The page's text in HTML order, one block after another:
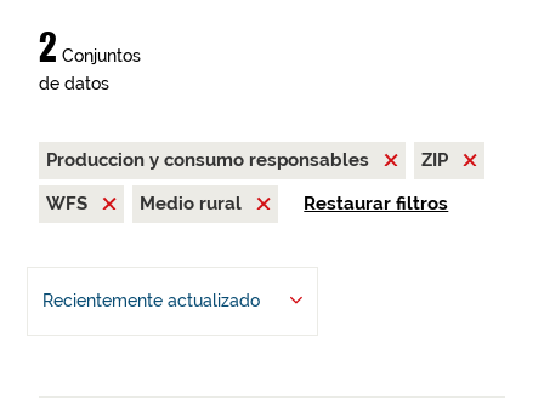
2 Conjuntos
de datos
Produccion y consumo responsables
ZIP
WFS
Medio rural Restaurar filtros
Recientemente actualizado